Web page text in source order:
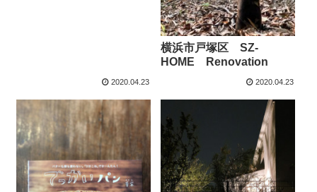
2020.04.23
横浜市戸塚区 SZ-
HOME Renovation
2020.04.23